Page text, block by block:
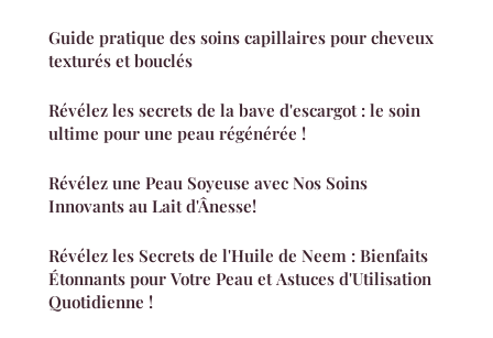
Guide pratique des soins capillaires pour cheveux
texturés et bouclés
Révélez les secrets de la bave d'escargot : le soin
ultime pour une peau régénérée !
Révélez une Peau Soyeuse avec Nos Soins
Innovants au Lait d'Ânesse!
Révélez les Secrets de l'Huile de Neem : Bienfaits
Étonnants pour Votre Peau et Astuces d'Utilisation
Quotidienne !